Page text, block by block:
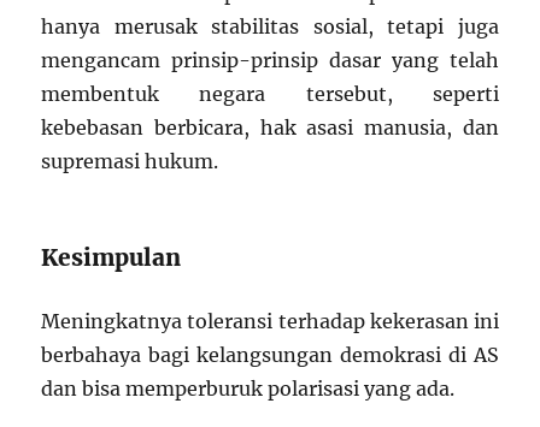
hanya merusak stabilitas sosial, tetapi juga
mengancam prinsip-prinsip dasar yang telah
membentuk negara tersebut, seperti
kebebasan berbicara, hak asasi manusia, dan
supremasi hukum.
Kesimpulan
Meningkatnya toleransi terhadap kekerasan ini
berbahaya bagi kelangsungan demokrasi di AS
dan bisa memperburuk polarisasi yang ada.